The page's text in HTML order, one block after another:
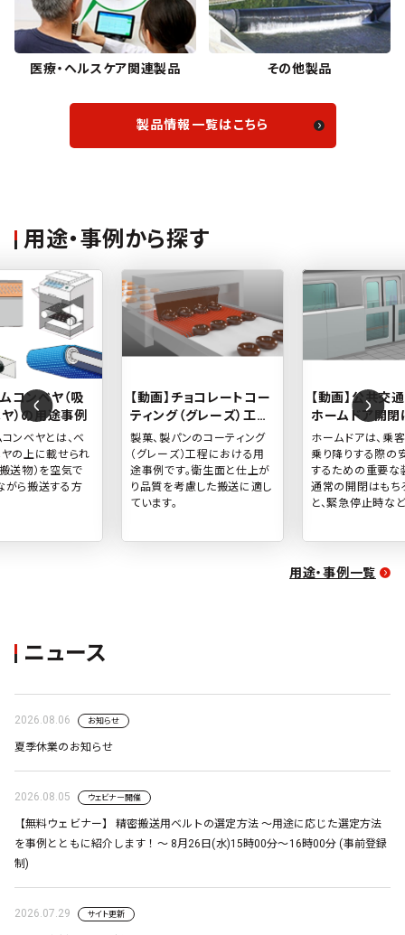
医療・ヘルスケア関連製品 その他製品
製品情報一覧はこちら
用途・事例から探す
コンベヤ（吸
）の用途事例
ンベヤとは、ベ
ヤの上に載せられ
送物）を空気で
がら搬送する方
【動画】チョコレートコー
ティング（グレーズ）工程
における用途事例
製菓、製パンのコーティング
（グレーズ）工程における用
途事例です。衛生面と仕上が
り品質を考慮した搬送に適し
ています。
【動画】公共交
ホームドア開閉
安定的な動作
歯付ベルトの
ホームドアは、乗
乗り降りする際の
するための重要な
通常の開閉はもち
と、緊急停止時な
用途・事例一覧
ニュース
2026.08.06 お知らせ
夏季休業のお知らせ
2026.08.05 ウェビナー開催
【無料ウェビナー】 精密搬送用ベルトの選定方法 ～用途に応じた選定方法
を事例とともに紹介します！～ 8月26日(水)15時00分～16時00分 (事前登録
制)
2026.07.29 サイト更新